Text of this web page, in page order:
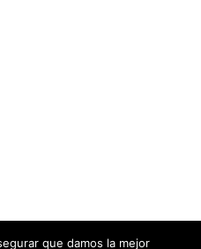
que damos la mejor